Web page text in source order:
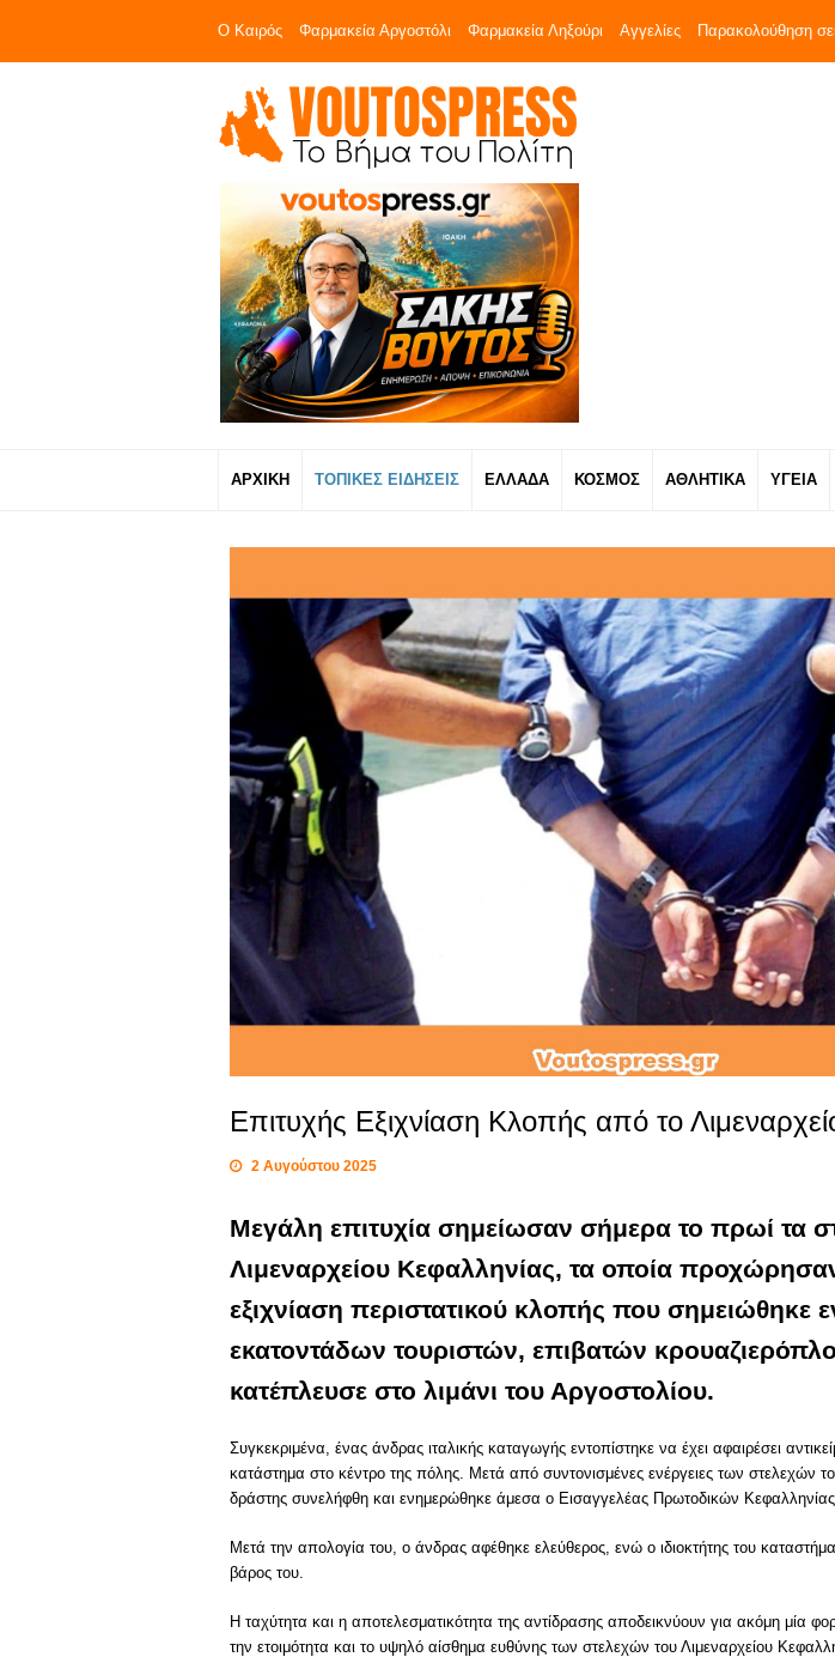
Ο Καιρός Φαρμακεία Αργοστόλι Φαρμακεία Ληξούρι Αγγελίες Παρακολούθηση
ΑΡΧΙΚΗ ΤΟΠΙΚΕΣ ΕΙΔΗΣΕΙΣ ΕΛΛΑΔΑ ΚΟΣΜΟΣ ΑΘΛΗΤΙΚΑ ΥΓΕΙΑ
Επιτυχής Εξιχνίαση Κλοπής από το
2 Αυγούστου 2025
Μεγάλη επιτυχία σημείωσαν σήμερα το πρωί τα
Λιμεναρχείου Κεφαλληνίας, τα οποία
εξιχνίαση περιστατικού κλοπής που σημειώθηκε
εκατοντάδων τουριστών, επιβατών
κατέπλευσε στο λιμάνι του Αργοστολίου.
Συγκεκριμένα, ένας άνδρας ιταλικής καταγωγής εντοπίστηκε να έχει αφαιρέσει
κατάστημα στο κέντρο της πόλης. Μετά από συντονισμένες ενέργειες των στελεχών
δράστης συνελήφθη και ενημερώθηκε άμεσα ο Εισαγγελέας Πρωτοδικών Κεφαλληνίας.
Μετά την απολογία του, ο άνδρας αφέθηκε ελεύθερος, ενώ ο ιδιοκτήτης του
βάρος του.
Η ταχύτητα και η αποτελεσματικότητα της αντίδρασης αποδεικνύουν για ακόμη μία
την ετοιμότητα και το υψηλό αίσθημα ευθύνης των στελεχών του Λιμεναρχείου